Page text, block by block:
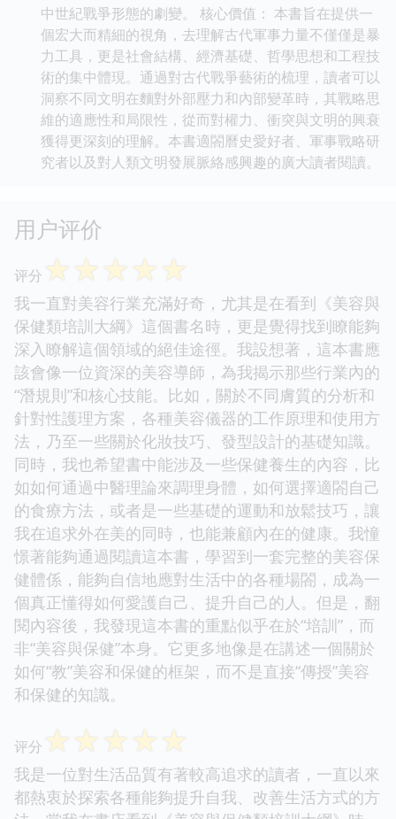
中世紀戰爭形態的劇變。 核心價值： 本書旨在提供一
個宏大而精細的視角，去理解古代軍事力量不僅僅是暴
力工具，更是社會結構、經濟基礎、哲學思想和工程技
術的集中體現。通過對古代戰爭藝術的梳理，讀者可以
洞察不同文明在麵對外部壓力和內部變革時，其戰略思
維的適應性和局限性，從而對權力、衝突與文明的興衰
獲得更深刻的理解。本書適閤曆史愛好者、軍事戰略研
究者以及對人類文明發展脈絡感興趣的廣大讀者閱讀。
用户评价
评分 ☆☆☆☆☆
我一直對美容行業充滿好奇，尤其是在看到《美容與
保健類培訓大綱》這個書名時，更是覺得找到瞭能夠
深入瞭解這個領域的絕佳途徑。我設想著，這本書應
該會像一位資深的美容導師，為我揭示那些行業內的
“潛規則”和核心技能。比如，關於不同膚質的分析和
針對性護理方案，各種美容儀器的工作原理和使用方
法，乃至一些關於化妝技巧、發型設計的基礎知識。
同時，我也希望書中能涉及一些保健養生的內容，比
如如何通過中醫理論來調理身體，如何選擇適閤自己
的食療方法，或者是一些基礎的運動和放鬆技巧，讓
我在追求外在美的同時，也能兼顧內在的健康。我憧
憬著能夠通過閱讀這本書，學習到一套完整的美容保
健體係，能夠自信地應對生活中的各種場閤，成為一
個真正懂得如何愛護自己、提升自己的人。但是，翻
閱內容後，我發現這本書的重點似乎在於“培訓”，而
非“美容與保健”本身。它更多地像是在講述一個關於
如何“教”美容和保健的框架，而不是直接“傳授”美容
和保健的知識。
评分 ☆☆☆☆☆
我是一位對生活品質有著較高追求的讀者，一直以來
都熱衷於探索各種能夠提升自我、改善生活方式的方